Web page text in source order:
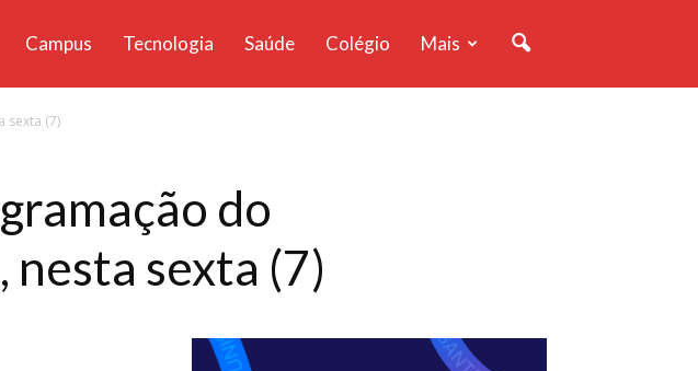
Campus Tecnologia Saúde Colégio Mais
sexta (7)
do
sexta (7)